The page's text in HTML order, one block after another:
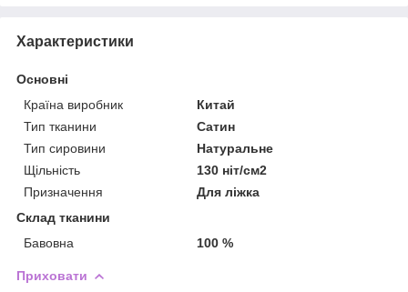
Характеристики
Основні
Країна виробник
Китай
Тип тканини
Сатин
Тип сировини
Натуральне
Щільність
130 ніт/см2
Призначення
Для ліжка
Склад тканини
Бавовна
100 %
Приховати